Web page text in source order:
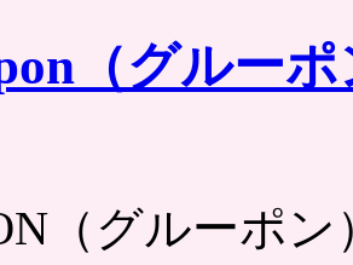
（グルー
（グルーポ